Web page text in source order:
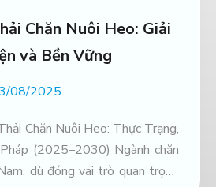
Chăn Nuôi Heo: Giải
và Bền Vững
08/2025
Chăn Nuôi Heo: Thực Trạng,
(2025–2030) Ngành chăn
dù đóng vai trò quan trọng